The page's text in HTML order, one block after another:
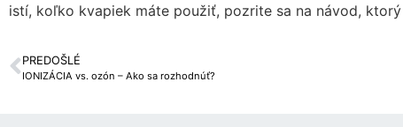
istí, koľko kvapiek máte použiť, pozrite sa na návod,
PREDOŠLÉ
IONIZÁCIA vs. ozón – Ako sa rozhodnúť?